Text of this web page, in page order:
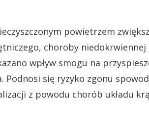
powietrzem
choroby
wpływ smogu na
Podnosi się ryzyko zgonu
z powodu chorób układu